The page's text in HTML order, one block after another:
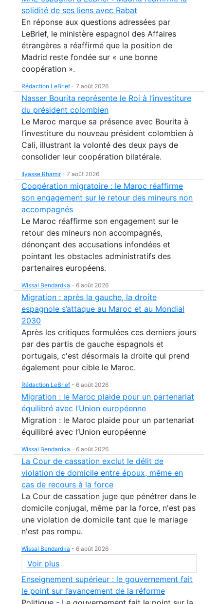
solidité de ses liens avec Rabat
En réponse aux questions adressées par
LeBrief, le ministère espagnol des Affaires
étrangères a réaffirmé que la position de
Madrid reste fondée sur « une bonne
coopération ».
Rédaction LeBrief - 7 août 2026
Nasser Bourita représente le Roi à l’investiture
du président colombien
Le Maroc marque sa présence avec Bourita à
l’investiture du nouveau président colombien à
Cali, illustrant la volonté des deux pays de
consolider leur coopération bilatérale.
Ilyasse Rhamir- 7 août 2026
Coopération migratoire : le Maroc réaffirme
son engagement sur le retour des mineurs non
accompagnés
Le Maroc réaffirme son engagement sur le
retour des mineurs non accompagnés,
dénonçant des accusations infondées et
pointant les obstacles administratifs des
partenaires européens.
Wissal Bendardka - 6 août 2026
Migration : après la gauche, la droite
espagnole s’attaque au Maroc et au Mondial
2030
Après les critiques formulées ces derniers jours
par des partis de gauche espagnols et
portugais, c'est désormais la droite qui prend
également pour cible le Maroc.
Rédaction LeBrief - 6 août 2026
Migration : le Maroc plaide pour un partenariat
équilibré avec l’Union européenne
Migration : le Maroc plaide pour un partenariat
équilibré avec l’Union européenne
Wissal Bendardka - 6 août 2026
La Cour de cassation exclut le délit de
violation de domicile entre époux, même en
cas de recours à la force
La Cour de cassation juge que pénétrer dans le
domicile conjugal, même par la force, n'est pas
une violation de domicile tant que le mariage
n'est pas rompu.
Wissal Bendardka - 6 août 2026
Voir plus
Enseignement supérieur : le gouvernement fait
le point sur l’avancement de la réforme